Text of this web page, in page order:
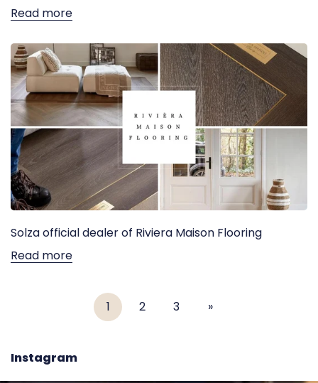
Read more
Solza official dealer of Riviera Maison Flooring
Read more
1 2 3 »
Instagram